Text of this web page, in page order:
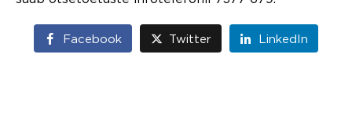
Facebook Twitter LinkedIn